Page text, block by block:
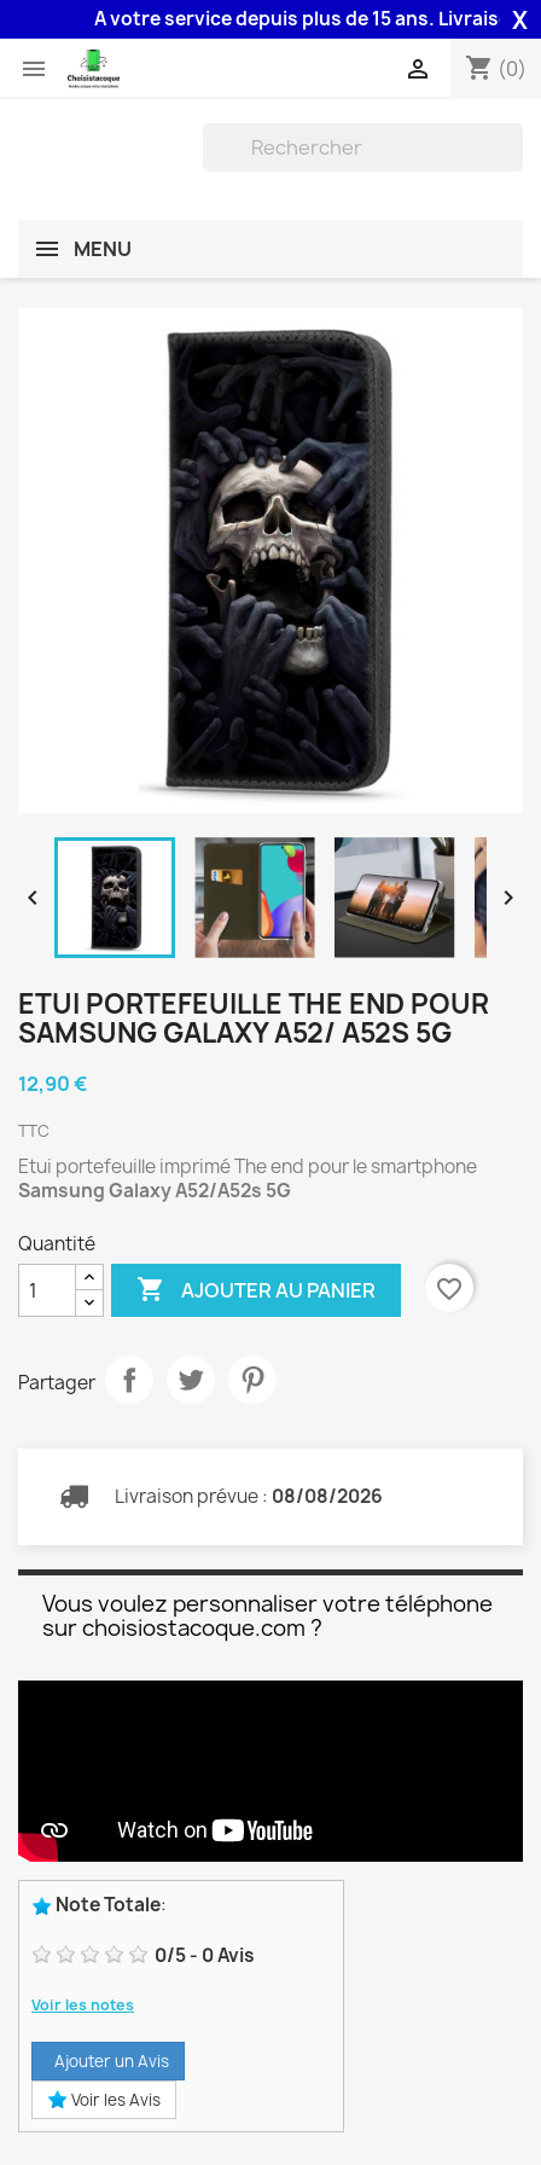
A votre service depuis plus de 15 ans. Livraison X
 shopping_cart (0)

MENU
 
ETUI PORTEFEUILLE THE END POUR
SAMSUNG GALAXY A52/ A52S 5G
12,90 €
TTC
Etui portefeuille imprimé The end pour le smartphone
Samsung Galaxy A52/A52s 5G
Quantité
 AJOUTER AU PANIER favorite_border
Partager
Livraison prévue : 08/08/2026
Vous voulez personnaliser votre téléphone
sur choisiostacoque.com ?
Note Totale:
0/5- 0Avis
Voir les notes
Ajouter un Avis
Voir les Avis